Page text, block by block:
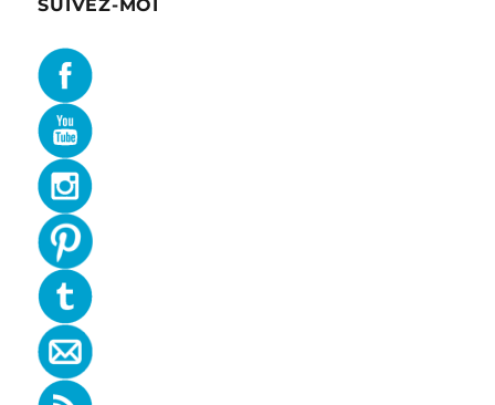
SUIVEZ-MOI